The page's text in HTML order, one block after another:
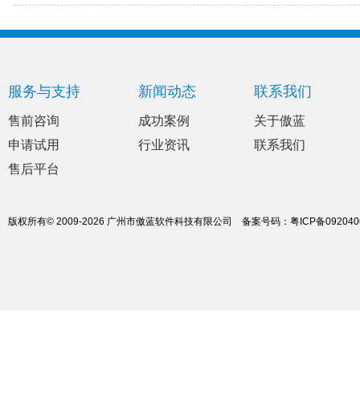
服务与支持
售前咨询
申请试用
售后平台
新闻动态
成功案例
行业资讯
联系我们
关于傲蓝
联系我们
版权所有© 2009-2026 广州市傲蓝软件科技有限公司 备案号码： 粤ICP备